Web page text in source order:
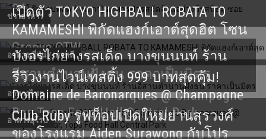
24
ข่าวอาหาร
เปิดตัว TOKYO HIGHBALL ROBATA TO
KAMAMESHI พิกัดแฮงก์เอาต์สุดฮิต โซน
Groove CTW
อาหารญี่ปุ่น / เกาหลี
บังอรไก่ย่างรสเด็ด บางขุนนนท์ ร้าน
อีสานตำนานฝั่งธน ราคาเป็นมิตร
อาหารไทย
รีวิวงานไวน์เทสติ้ง 999 บาทสุดคุ้ม!
Domaine de Baronarques @ Champagne
Bar, Tops Food Hall Central Park
อาหารยุโรป
Club Ruby รูฟท็อปเปิดใหม่ย่านสุรวงศ์
ของโรงแรม Aiden Surawong กับโปร